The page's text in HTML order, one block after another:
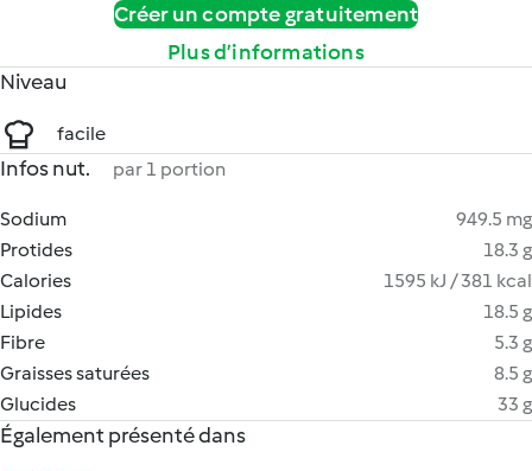
Créer un compte gratuitement
Plus d’informations
Niveau
facile
Infos nut. par 1 portion
Sodium
949.5 mg
Protides
18.3 g
Calories
1595 kJ / 381 kcal
Lipides
18.5 g
Fibre
5.3 g
Graisses saturées
8.5 g
Glucides
33 g
Également présenté dans